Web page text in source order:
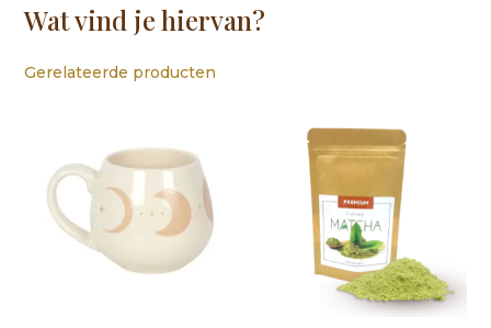
Wat vind je hiervan?
Gerelateerde producten